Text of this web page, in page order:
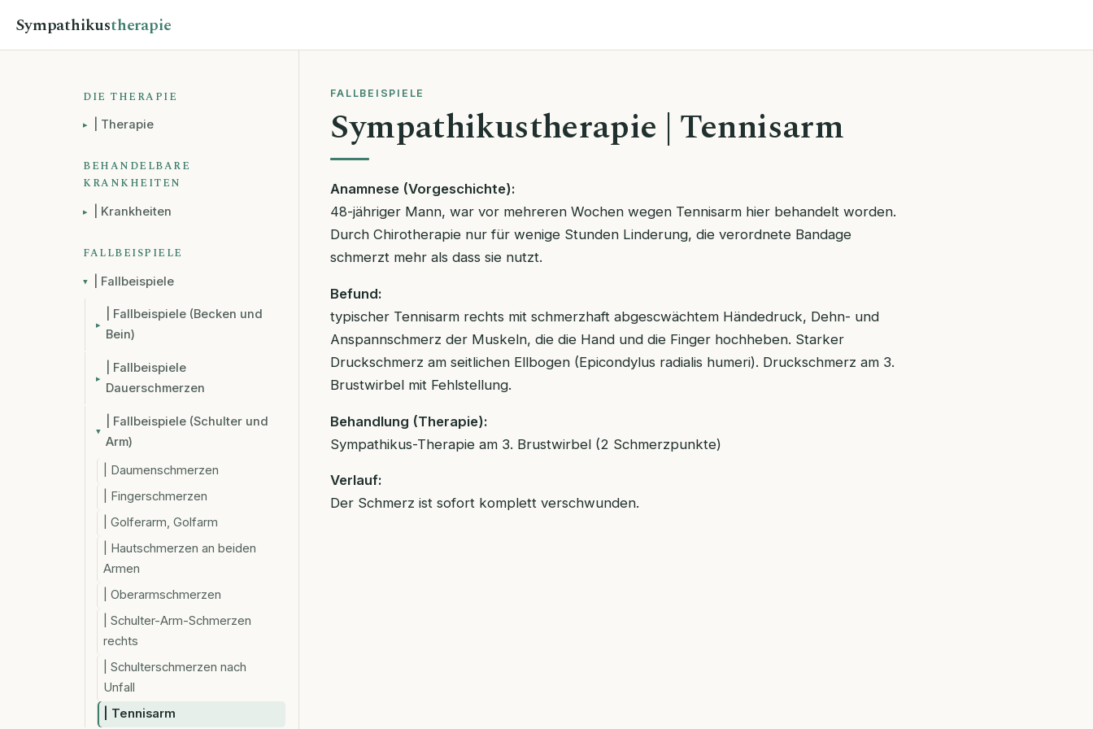
Sympathikustherapie
DIE THERAPIE
| Therapie
BEHANDELBARE
KRANKHEITEN
| Krankheiten
FALLBEISPIELE
| Fallbeispiele
| Fallbeispiele (Becken und
Bein)
| Fallbeispiele
Dauerschmerzen
| Fallbeispiele (Schulter und
Arm)
| Daumenschmerzen
| Fingerschmerzen
| Golferarm, Golfarm
| Hautschmerzen an beiden
Armen
| Oberarmschmerzen
| Schulter-Arm-Schmerzen
rechts
| Schulterschmerzen nach
Unfall
| Tennisarm
FALLBEISPIELE
Sympathikustherapie | Tennisarm
Anamnese (Vorgeschichte):
48-jähriger Mann, war vor mehreren Wochen wegen Tennisarm hier behandelt worden.
Durch Chirotherapie nur für wenige Stunden Linderung, die verordnete Bandage
schmerzt mehr als dass sie nutzt.
Befund:
typischer Tennisarm rechts mit schmerzhaft abgescwächtem Händedruck, Dehn- und
Anspannschmerz der Muskeln, die die Hand und die Finger hochheben. Starker
Druckschmerz am seitlichen Ellbogen (Epicondylus radialis humeri). Druckschmerz am 3.
Brustwirbel mit Fehlstellung.
Behandlung (Therapie):
Sympathikus-Therapie am 3. Brustwirbel (2 Schmerzpunkte)
Verlauf:
Der Schmerz ist sofort komplett verschwunden.